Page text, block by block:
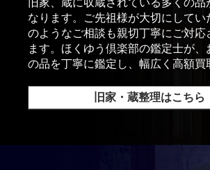
なります。ご先祖様が大切にしてい
のようなご相談も親切丁寧にご対応
ます。ほくゆう倶楽部の鑑定士が、
の品を丁寧に鑑定し、幅広く高額買
旧家・蔵整理はこちら